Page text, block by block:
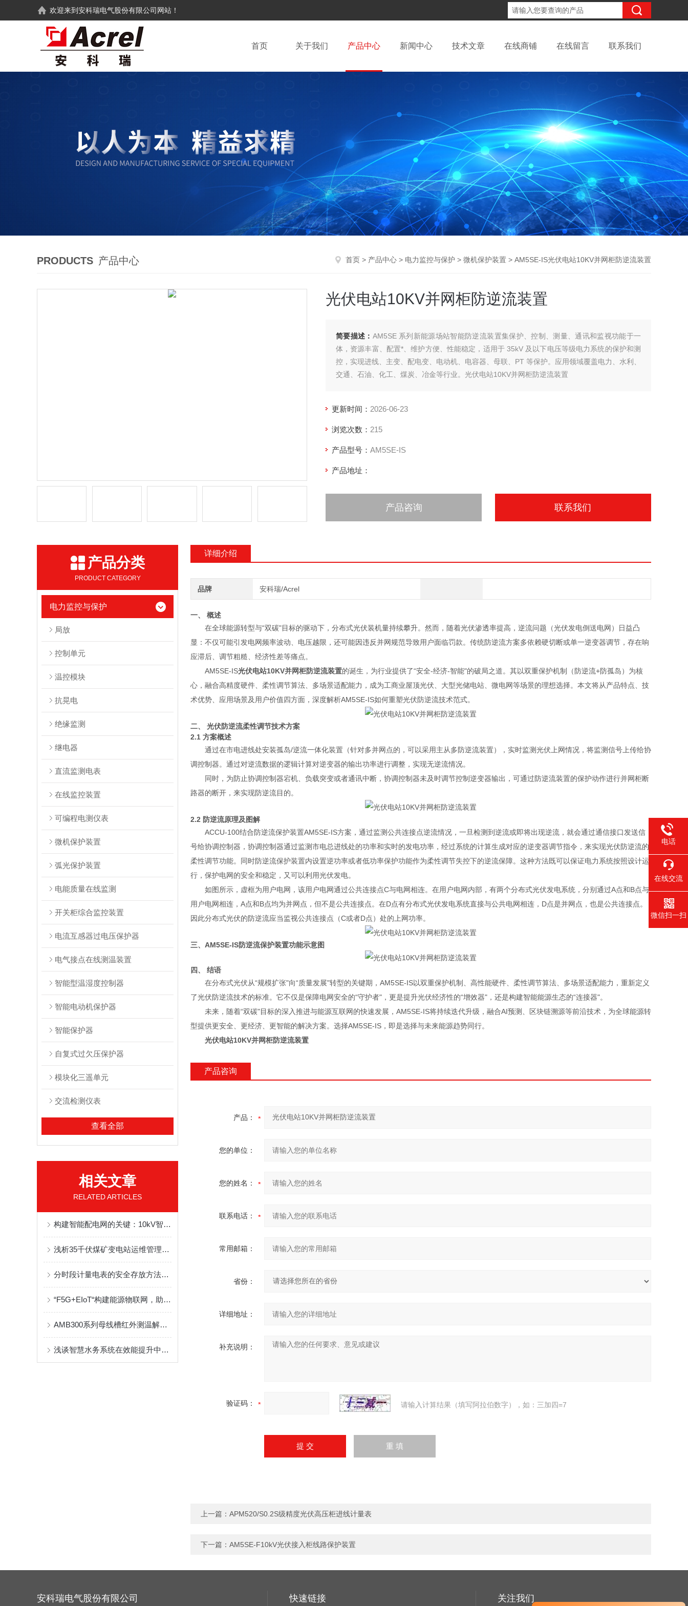
欢迎来到安科瑞电气股份有限公司 网站！
首页 关于我们 产品中心 新闻中心 技术文章 在线商铺 在线留言 联系我们
PRODUCTS 产品中心 首页 > 产品中心 > 电力监控与保护 > 微机保护装置 > AM5SE-IS光伏电站10KV并网柜防逆流装置
光伏电站10KV并网柜防逆流装置
简要描述： AM5SE 系列新能源场站智能防逆流装置集保护、控制、测量、通讯和监视功能于一
体，资源丰富、配置*、维护方便、性能稳定，适用于 35kV 及以下电压等级电力系统的保护和测
控，实现进线、主变、配电变、电动机、电容器、母联、PT 等保护。应用领域覆盖电力、水利、
交通、石油、化工、煤炭、冶金等行业。光伏电站10KV并网柜防逆流装置
更新时间： 2026-06-23
浏览次数： 215
产品型号： AM5SE-IS
产品地址：
产品咨询 联系我们
产品分类
PRODUCT CATEGORY
电力监控与保护
局放
控制单元
温控模块
抗晃电
绝缘监测
继电器
直流监测电表
在线监控装置
可编程电测仪表
微机保护装置
弧光保护装置
电能质量在线监测
开关柜综合监控装置
电流互感器过电压保护器
电气接点在线测温装置
智能型温湿度控制器
智能电动机保护器
智能保护器
自复式过欠压保护器
模块化三遥单元
交流检测仪表
查看全部
相关文章
RELATED ARTICLES
构建智能配电网的关键：10kV智能保护装置的功能演进与系统集成
浅析35千伏煤矿变电站运维管理系统和故障处理
分时段计量电表的安全存放方法分享
“F5G+EIoT“构建能源物联网，助力电力物联网数据服务
AMB300系列母线槽红外测温解决方案中国移动河南某数据中心项目案例分享
浅谈智慧水务系统在效能提升中的分析与应用
详细介绍
品牌 安科瑞/Acrel
一、 概述
在全球能源转型与“双碳"目标的驱动下，分布式光伏装机量持续攀升。然而，随着光伏渗透率提高，逆流问题（光伏发电倒送电网）日益凸
显：不仅可能引发电网频率波动、电压越限，还可能因违反并网规范导致用户面临罚款。传统防逆流方案多依赖硬切断或单一逆变器调节，存在响
应滞后、调节粗糙、经济性差等痛点。
AM5SE-IS光伏电站10KV并网柜防逆流装置的诞生，为行业提供了“安全-经济-智能"的破局之道。其以双重保护机制（防逆流+防孤岛）为核
心，融合高精度硬件、柔性调节算法、多场景适配能力，成为工商业屋顶光伏、大型光储电站、微电网等场景的理想选择。本文将从产品特点、技
术优势、应用场景及用户价值四方面，深度解析AM5SE-IS如何重塑光伏防逆流技术范式。
二、 光伏防逆流柔性调节技术方案
2.1 方案概述
通过在市电进线处安装孤岛/逆流一体化装置（针对多并网点的，可以采用主从多防逆流装置），实时监测光伏上网情况，将监测信号上传给协
调控制器。通过对逆流数据的逻辑计算对逆变器的输出功率进行调整，实现无逆流情况。
同时，为防止协调控制器宕机、负载突变或者通讯中断，协调控制器未及时调节控制逆变器输出，可通过防逆流装置的保护动作进行并网柜断
路器的断开，来实现防逆流目的。
2.2 防逆流原理及图解
ACCU-100结合防逆流保护装置AM5SE-IS方案，通过监测公共连接点逆流情况，一旦检测到逆流或即将出现逆流，就会通过通信接口发送信
号给协调控制器，协调控制器通过监测市电总进线处的功率和实时的发电功率，经过系统的计算生成对应的逆变器调节指令，来实现光伏防逆流的
柔性调节功能。同时防逆流保护装置内设置逆功率或者低功率保护功能作为柔性调节失控下的逆流保障。这种方法既可以保证电力系统按照设计运
行，保护电网的安全和稳定，又可以利用光伏发电。
如图所示，虚框为用户电网，该用户电网通过公共连接点C与电网相连。在用户电网内部，有两个分布式光伏发电系统，分别通过A点和B点与
用户电网相连，A点和B点均为并网点，但不是公共连接点。在D点有分布式光伏发电系统直接与公共电网相连，D点是并网点，也是公共连接点。
因此分布式光伏的防逆流应当监视公共连接点（C或者D点）处的上网功率。
三、AM5SE-IS防逆流保护装置功能示意图
四、 结语
在分布式光伏从“规模扩张"向“质量发展"转型的关键期，AM5SE-IS以双重保护机制、高性能硬件、柔性调节算法、多场景适配能力，重新定义
了光伏防逆流技术的标准。它不仅是保障电网安全的“守护者"，更是提升光伏经济性的“增效器"，还是构建智能能源生态的“连接器"。
未来，随着“双碳"目标的深入推进与能源互联网的快速发展，AM5SE-IS将持续迭代升级，融合AI预测、区块链溯源等前沿技术，为全球能源转
型提供更安全、更经济、更智能的解决方案。选择AM5SE-IS，即是选择与未来能源趋势同行。
光伏电站10KV并网柜防逆流装置
产品咨询
产品：
您的单位：
您的姓名：
联系电话：
常用邮箱：
省份：
详细地址：
补充说明：
验证码： 请输入计算结果（填写阿拉伯数字），如：三加四=7
上一篇： APM520/S0.2S级精度光伏高压柜进线计量表
下一篇： AM5SE-F10kV光伏接入柜线路保护装置
安科瑞电气股份有限公司 快速链接 关注我们
电话
在线交流
微信扫一扫